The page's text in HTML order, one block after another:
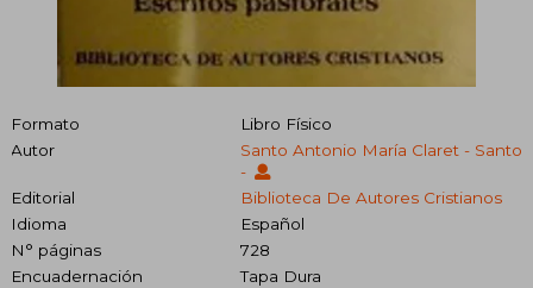
Formato
Libro Físico
Autor
Santo Antonio María Claret - Santo
-
Editorial
Biblioteca De Autores Cristianos
Idioma
Español
N° páginas
728
Encuadernación
Tapa Dura